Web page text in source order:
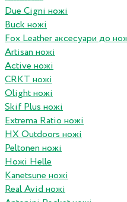
Due Cigni ножі
Buck ножі
Fox Leather аксесуари до
Artisan ножі
Active ножі
CRKT ножі
Olight ножі
Skif Plus ножі
Extrema Ratio ножі
HX Outdoors ножі
Peltonen ножі
Ножі Helle
Kanetsune ножі
Real Avid ножі